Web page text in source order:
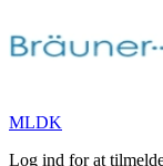
MLDK
Log ind for at